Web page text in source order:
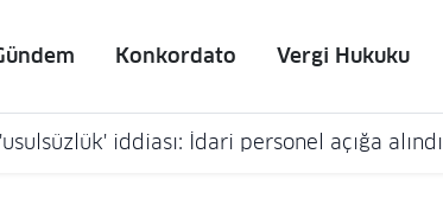
Konkordato Vergi Hukuku
iddiası: İdari personel açığa alındı